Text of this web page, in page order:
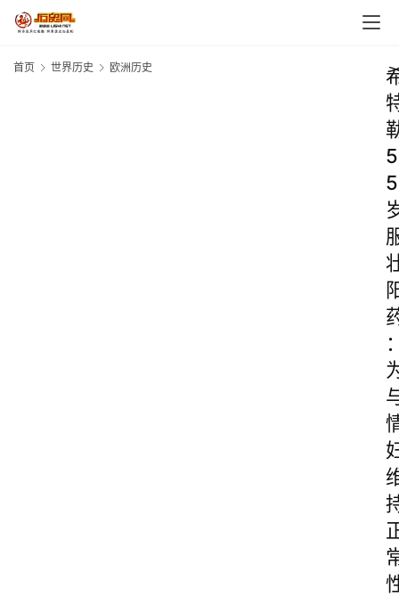
首页 世界历史 欧洲历史
5
5